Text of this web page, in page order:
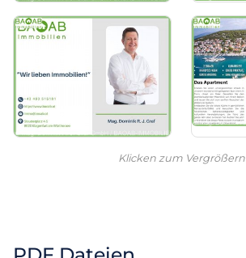
Klicken zum Vergrößern